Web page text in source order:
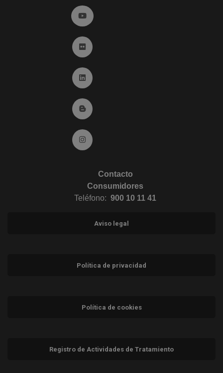
Ir a YouTube (abre en ventana nueva)
Ir a Flickr (abre en ventana nueva)
Ir a Linkedin (abre en ventana nueva)
Ir al Blog (abre en ventana nueva)
Ir a Instagram (abre en ventana nueva)
Contacto
Consumidores
Teléfono: 900 10 11 41
Aviso legal
Política de privacidad
Política de cookies
Registro de Actividades de Tratamiento